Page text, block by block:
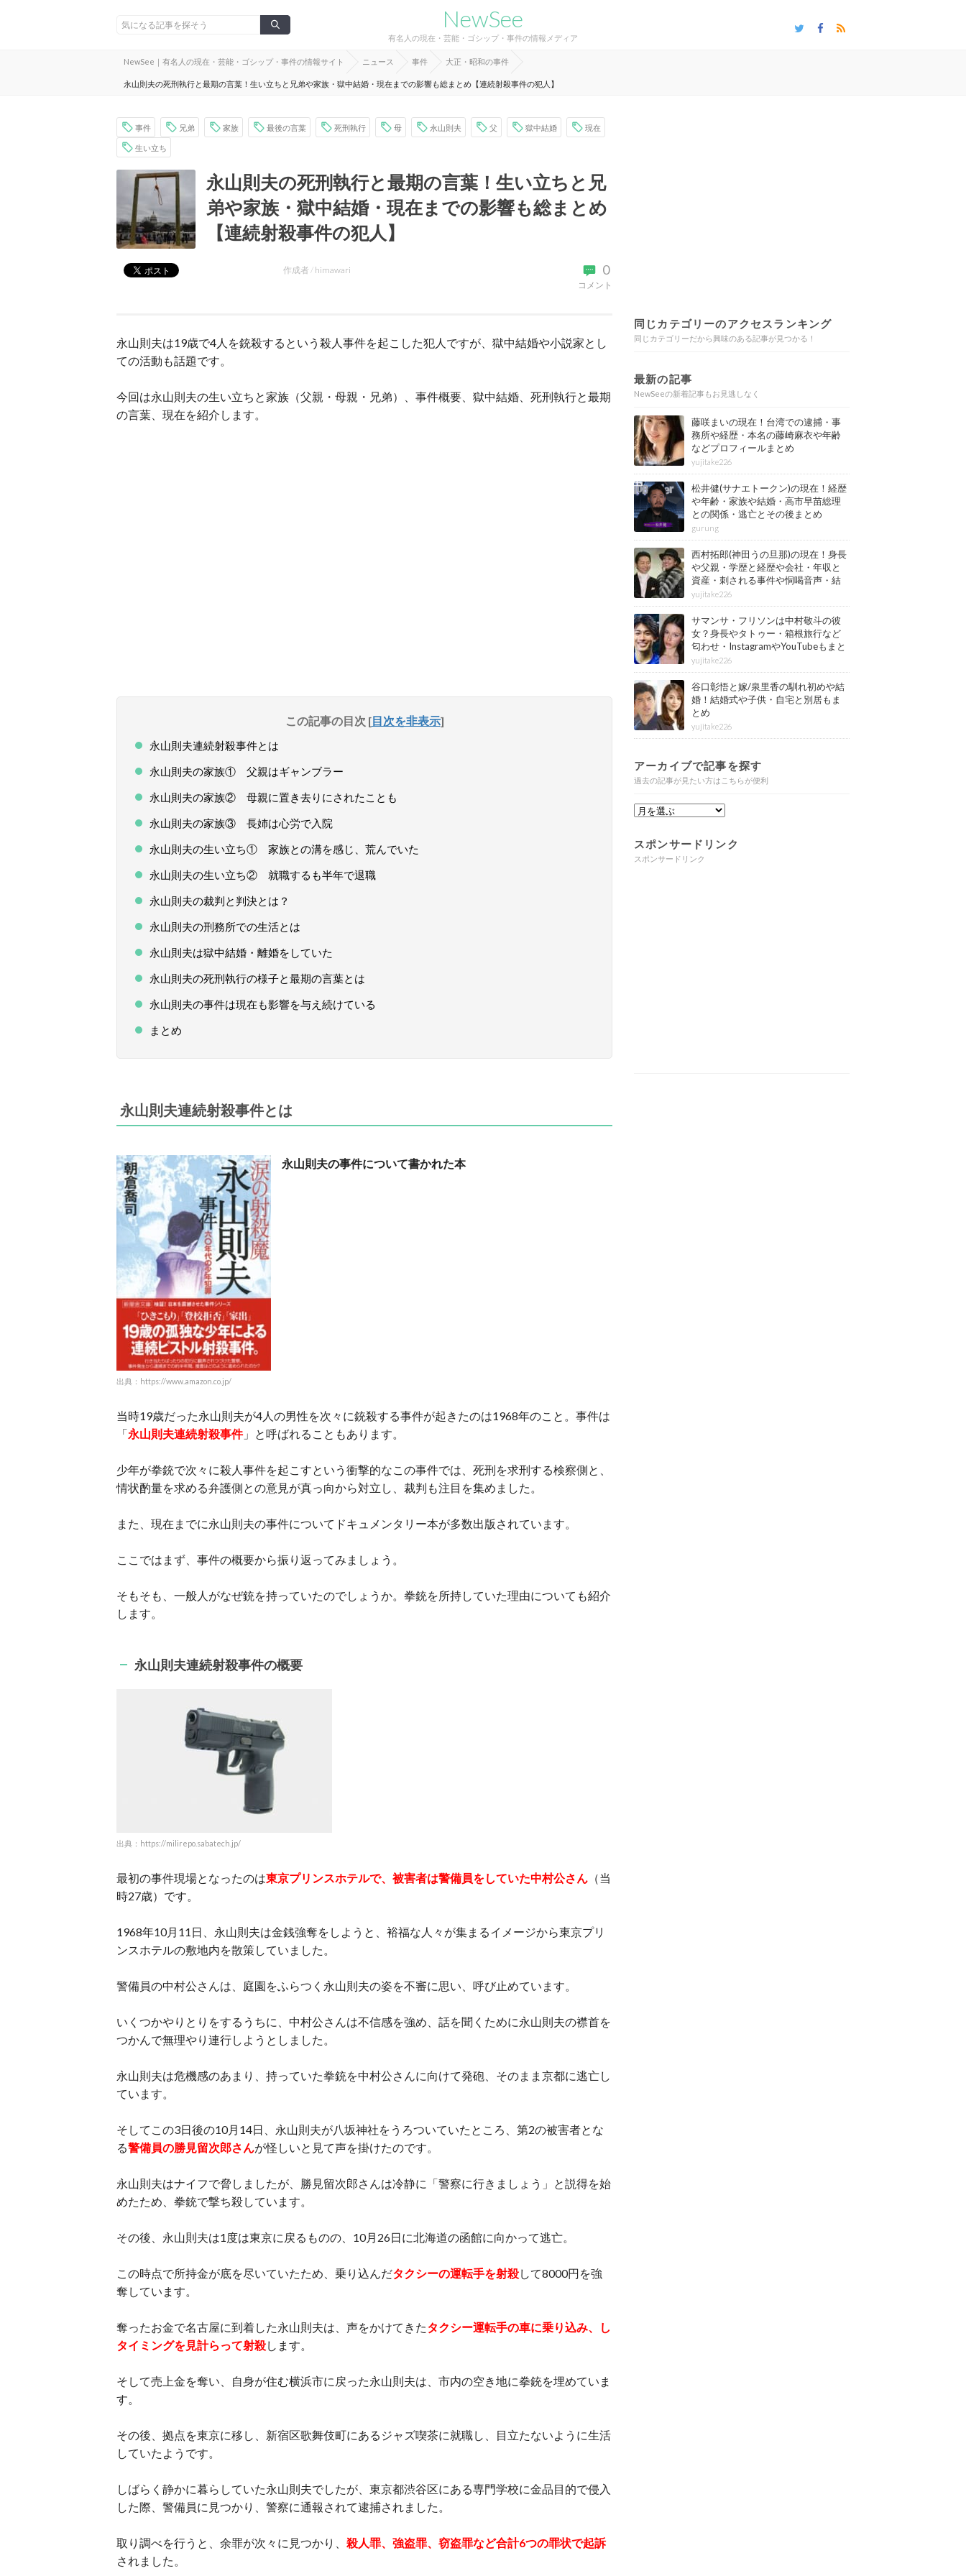
NewSee
有名人の現在・芸能・ゴシップ・事件の情報メディア
NewSee｜有名人の現在・芸能・ゴシップ・事件の情報サイト ニュース 事件 大正・昭和の事件
永山則夫の死刑執行と最期の言葉！生い立ちと兄弟や家族・獄中結婚・現在までの影響も総まとめ【連続射殺事件の犯人】
事件 兄弟 家族 最後の言葉 死刑執行 母 永山則夫 父 獄中結婚 現在
生い立ち
永山則夫の死刑執行と最期の言葉！生い立ちと兄
弟や家族・獄中結婚・現在までの影響も総まとめ
【連続射殺事件の犯人】
0
コメント
作成者 / himawari
永山則夫は19歳で4人を銃殺するという殺人事件を起こした犯人ですが、獄中結婚や小説家とし
ての活動も話題です。
今回は永山則夫の生い立ちと家族（父親・母親・兄弟）、事件概要、獄中結婚、死刑執行と最期
の言葉、現在を紹介します。
この記事の目次 [目次を非表示]
永山則夫連続射殺事件とは
永山則夫の家族① 父親はギャンブラー
永山則夫の家族② 母親に置き去りにされたことも
永山則夫の家族③ 長姉は心労で入院
永山則夫の生い立ち① 家族との溝を感じ、荒んでいた
永山則夫の生い立ち② 就職するも半年で退職
永山則夫の裁判と判決とは？
永山則夫の刑務所での生活とは
永山則夫は獄中結婚・離婚をしていた
永山則夫の死刑執行の様子と最期の言葉とは
永山則夫の事件は現在も影響を与え続けている
まとめ
永山則夫連続射殺事件とは
出典：https://www.amazon.co.jp/
永山則夫の事件について書かれた本
当時19歳だった永山則夫が4人の男性を次々に銃殺する事件が起きたのは1968年のこと。事件は
「永山則夫連続射殺事件」と呼ばれることもあります。
少年が拳銃で次々に殺人事件を起こすという衝撃的なこの事件では、死刑を求刑する検察側と、
情状酌量を求める弁護側との意見が真っ向から対立し、裁判も注目を集めました。
また、現在までに永山則夫の事件についてドキュメンタリー本が多数出版されています。
ここではまず、事件の概要から振り返ってみましょう。
そもそも、一般人がなぜ銃を持っていたのでしょうか。拳銃を所持していた理由についても紹介
します。
永山則夫連続射殺事件の概要
出典：https://milirepo.sabatech.jp/
最初の事件現場となったのは東京プリンスホテルで、被害者は警備員をしていた中村公さん （当
時27歳）です。
1968年10月11日、永山則夫は金銭強奪をしようと、裕福な人々が集まるイメージから東京プリ
ンスホテルの敷地内を散策していました。
警備員の中村公さんは、庭園をふらつく永山則夫の姿を不審に思い、呼び止めています。
いくつかやりとりをするうちに、中村公さんは不信感を強め、話を聞くために永山則夫の襟首を
つかんで無理やり連行しようとしました。
永山則夫は危機感のあまり、持っていた拳銃を中村公さんに向けて発砲、そのまま京都に逃亡し
ています。
そしてこの3日後の10月14日、永山則夫が八坂神社をうろついていたところ、第2の被害者とな
る警備員の勝見留次郎さんが怪しいと見て声を掛けたのです。
永山則夫はナイフで脅しましたが、勝見留次郎さんは冷静に「警察に行きましょう」と説得を始
めたため、拳銃で撃ち殺しています。
その後、永山則夫は1度は東京に戻るものの、10月26日に北海道の函館に向かって逃亡。
この時点で所持金が底を尽いていたため、乗り込んだタクシーの運転手を射殺して8000円を強
奪しています。
奪ったお金で名古屋に到着した永山則夫は、声をかけてきたタクシー運転手の車に乗り込み、し
タイミングを見計らって射殺します。
そして売上金を奪い、自身が住む横浜市に戻った永山則夫は、市内の空き地に拳銃を埋めていま
す。
その後、拠点を東京に移し、新宿区歌舞伎町にあるジャズ喫茶に就職し、目立たないように生活
していたようです。
しばらく静かに暮らしていた永山則夫でしたが、東京都渋谷区にある専門学校に金品目的で侵入
した際、警備員に見つかり、警察に通報されて逮捕されました。
取り調べを行うと、余罪が次々に見つかり、 殺人罪、強盗罪、窃盗罪など合計6つの罪状で起訴
されました。
同じカテゴリーのアクセスランキング
同じカテゴリーだから興味のある記事が見つかる！
最新の記事
NewSeeの新着記事もお見逃しなく
藤咲まいの現在！台湾での逮捕・事
務所や経歴・本名の藤崎麻衣や年齢
などプロフィールまとめ
yujitake226
松井健(サナエトークン)の現在！経歴
や年齢・家族や結婚・高市早苗総理
との関係・逃亡とその後まとめ
gurung
西村拓郎(神田うの旦那)の現在！身長
や父親・学歴と経歴や会社・年収と
資産・刺される事件や恫喝音声・結
婚と子供や自宅・脳梗塞の病気もま
とめ
yujitake226
サマンサ・フリソンは中村敬斗の彼
女？身長やタトゥー・箱根旅行など
匂わせ・InstagramやYouTubeもまと
め
yujitake226
谷口彰悟と嫁/泉里香の馴れ初めや結
婚！結婚式や子供・自宅と別居もま
とめ
yujitake226
アーカイブで記事を探す
過去の記事が見たい方はこちらが便利
スポンサードリンク
スポンサードリンク